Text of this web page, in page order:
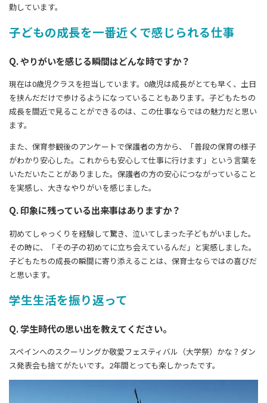
勤しています。
子どもの成長を一番近くで感じられる仕事
Q. やりがいを感じる瞬間はどんな時ですか？
現在は0歳児クラスを担当しています。0歳児は成長がとても早く、土日
を挟んだだけで歩けるようになっていることもあります。子どもたちの
成長を間近で見ることができるのは、この仕事ならではの魅力だと思い
ます。
また、保育参観後のアンケートで保護者の方から、「普段の保育の様子
がわかり安心した。これからも安心して仕事に行けます」という言葉を
いただいたことがありました。保護者の方の安心につながっていること
を実感し、大きなやりがいを感じました。
Q. 印象に残っている出来事はありますか？
初めてしゃっくりを経験して驚き、泣いてしまった子どもがいました。
その時に、「その子の初めてに立ち会えているんだ」と実感しました。
子どもたちの成長の瞬間に寄り添えることは、保育士ならではの喜びだ
と思います。
学生生活を振り返って
Q. 学生時代の思い出を教えてください。
スペインへのスクーリングか敬愛フェスティバル（大学祭）かな？ダン
ス発表会も捨てがたいです。2年間とっても楽しかったです。